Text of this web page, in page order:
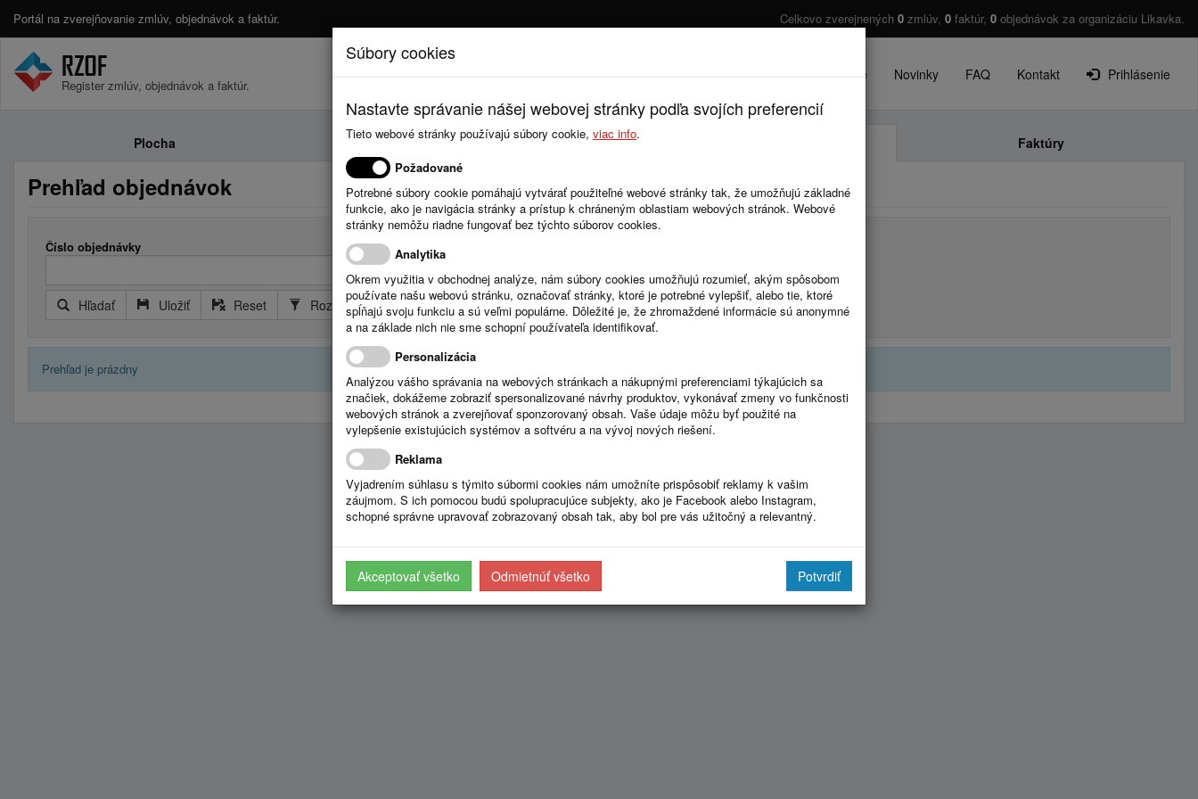
Portál na zverejňovanie zmlúv, objednávok a faktúr. Celkovo zverejnených 0 zmlúv, 0 faktúr, 0 objednávok za organizáciu Likavka.
Register zmlúv, objednávok a faktúr.
Úvod Cenník O projekte Novinky FAQ Kontakt Prihlásenie
Plocha Zmluvy Faktúry
Prehľad objednávok
Číslo objednávky
Hľadať Uložiť Reset Rozšírený filter R Stĺpce
Prehľad je prázdny
Súbory cookies
Nastavte správanie nášej webovej stránky podľa svojích preferencií
Tieto webové stránky používajú súbory cookie, viac info.
Požadované
Potrebné súbory cookie pomáhajú vytvárať použiteľné webové stránky tak, že umožňujú základné
funkcie, ako je navigácia stránky a prístup k chráneným oblastiam webových stránok. Webové
stránky nemôžu riadne fungovať bez týchto súborov cookies.
Analytika
Okrem využitia v obchodnej analýze, nám súbory cookies umožňujú rozumieť, akým spôsobom
používate našu webovú stránku, označovať stránky, ktoré je potrebné vylepšiť, alebo tie, ktoré
spĺňajú svoju funkciu a sú veľmi populárne. Dôležité je, že zhromaždené informácie sú anonymné
a na základe nich nie sme schopní používateľa identifikovať.
Personalizácia
Analýzou vášho správania na webových stránkach a nákupnými preferenciami týkajúcich sa
značiek, dokážeme zobraziť spersonalizované návrhy produktov, vykonávať zmeny vo funkčnosti
webových stránok a zverejňovať sponzorovaný obsah. Vaše údaje môžu byť použité na
vylepšenie existujúcich systémov a softvéru a na vývoj nových riešení.
Reklama
Vyjadrením súhlasu s týmito súbormi cookies nám umožníte prispôsobiť reklamy k vašim
záujmom. S ich pomocou budú spolupracujúce subjekty, ako je Facebook alebo Instagram,
schopné správne upravovať zobrazovaný obsah tak, aby bol pre vás užitočný a relevantný.
Akceptovať všetko Odmietnúť všetko Potvrdiť